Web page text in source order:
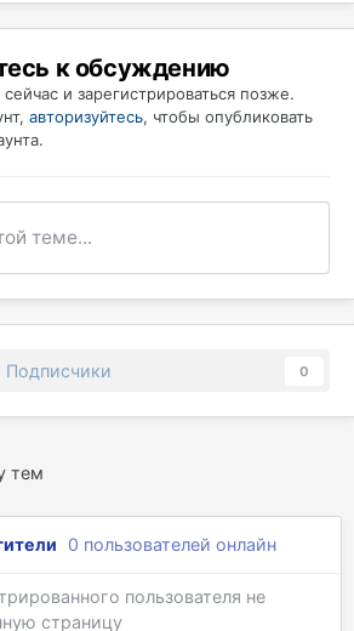
к обсуждению
и зарегистрироваться позже.
авторизуйтесь, чтобы опубликовать
теме...
Подписчики 0
тем
0 пользователей онлайн
пользователя не
страницу